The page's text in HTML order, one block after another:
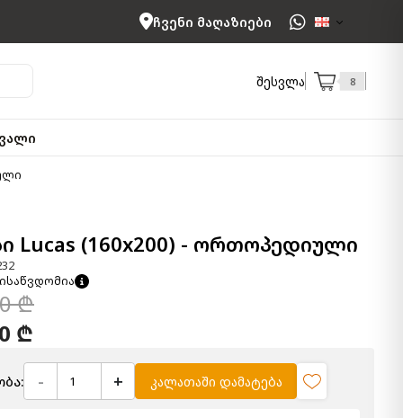
ჩვენი მაღაზიები
შესვლა 8
Lucas (160x200) - ორთოპედიული
₾
₾
- + კალათაში დამატება